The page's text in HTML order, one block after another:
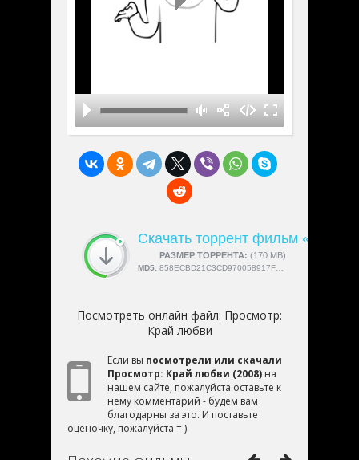
Скачать торрент фильм
РАЗМЕР ТОРРЕНТА: (170 MB)
СКАЧАЛИ:4189
MD5: 858ECBD21C3CD970058917FED75178AC
Посмотреть онлайн файл: Просмотр:
Край любви
Если вы посмотрели или скачали
Просмотр: Край любви (2008) на
нашем сайте, пожалуйста оставьте к
нему комментарий - будем вам
благодарны за это. И поставьте
оценочку, пожалуйста = )